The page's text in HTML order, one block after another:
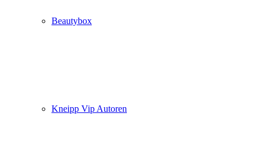
Beautybox
Kneipp Vip Autoren